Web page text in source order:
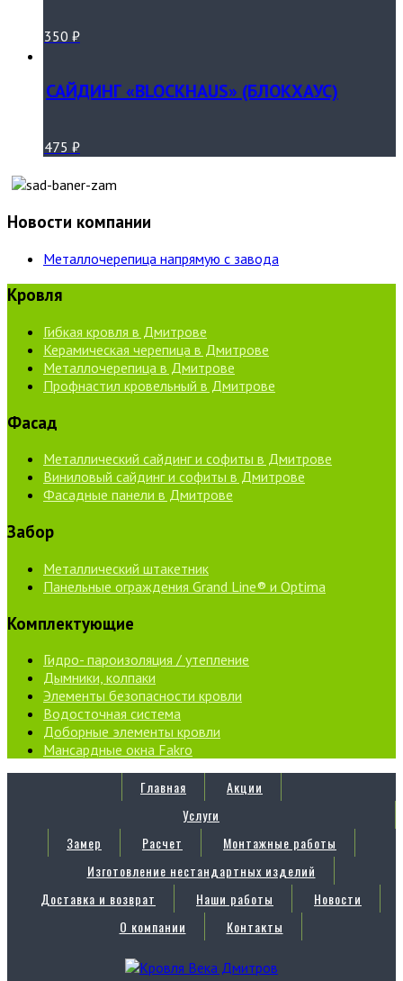
350 ₽
САЙДИНГ «BLOCKHAUS» (БЛОКХАУС)
475 ₽
Новости компании
Металлочерепица напрямую с завода
Кровля
Гибкая кровля в Дмитрове
Керамическая черепица в Дмитрове
Металлочерепица в Дмитрове
Профнастил кровельный в Дмитрове
Фасад
Металлический сайдинг и софиты в Дмитрове
Виниловый сайдинг и софиты в Дмитрове
Фасадные панели в Дмитрове
Забор
Металлический штакетник
Панельные ограждения Grand Line® и Optima
Комплектующие
Гидро- пароизоляция / утепление
Дымники, колпаки
Элементы безопасности кровли
Водосточная система
Доборные элементы кровли
Мансардные окна Fakro
Главная
Акции
Услуги
Замер
Расчет
Монтажные работы
Изготовление нестандартных изделий
Доставка и возврат
Наши работы
Новости
О компании
Контакты